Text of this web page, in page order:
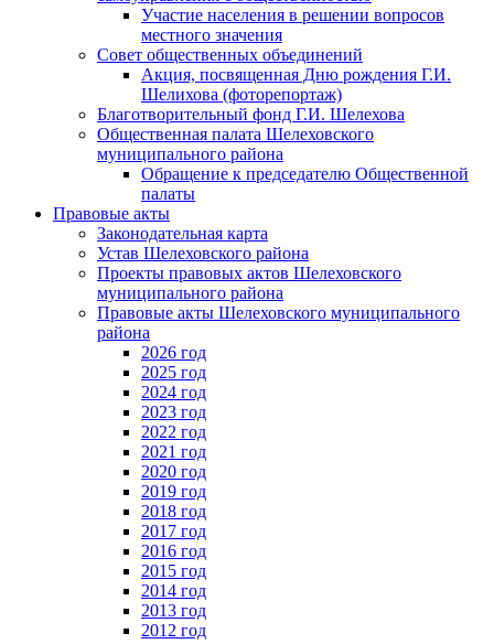
Участие населения в решении вопросов
местного значения
Совет общественных объединений
Акция, посвященная Дню рождения Г.И.
Шелихова (фоторепортаж)
Благотворительный фонд Г.И. Шелехова
Общественная палата Шелеховского
муниципального района
Обращение к председателю Общественной
палаты
Правовые акты
Законодательная карта
Устав Шелеховского района
Проекты правовых актов Шелеховского
муниципального района
Правовые акты Шелеховского муниципального
района
2026 год
2025 год
2024 год
2023 год
2022 год
2021 год
2020 год
2019 год
2018 год
2017 год
2016 год
2015 год
2014 год
2013 год
2012 год